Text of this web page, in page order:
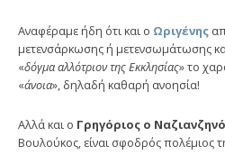
Αναφέραμε ήδη ότι και ο Ωριγένης
μετενσάρκωσης ή μετενσωμάτωσης
«δόγμα αλλότριον της Εκκλησίας» το
«άνοια», δηλαδή καθαρή ανοησία!
Αλλά και ο Γρηγόριος ο
Βουλούκος, είναι σφοδρός πολέμιος